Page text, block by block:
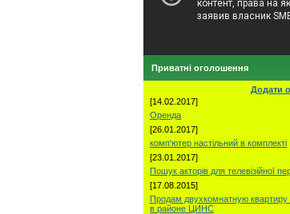
Приватні оголошення
Додати
[14.02.2017]
Оренда
[26.01.2017]
комп'ютер настільний в комплекті
[23.01.2017]
Пошук акторів для телевізійної
[17.08.2015]
Продам двухкомнатную квартиру
в районе ЦИНС